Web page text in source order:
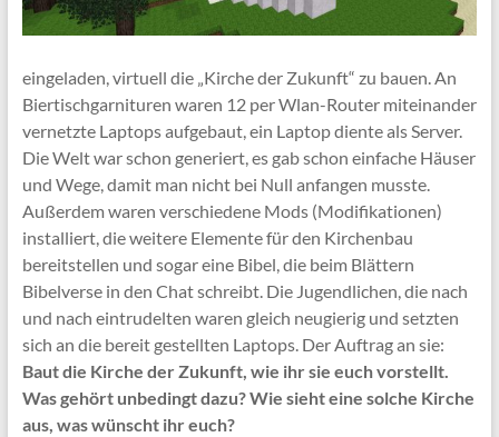
eingeladen, virtuell die „Kirche der Zukunft“ zu bauen. An
Biertischgarnituren waren 12 per Wlan-Router miteinander
vernetzte Laptops aufgebaut, ein Laptop diente als Server.
Die Welt war schon generiert, es gab schon einfache Häuser
und Wege, damit man nicht bei Null anfangen musste.
Außerdem waren verschiedene Mods (Modifikationen)
installiert, die weitere Elemente für den Kirchenbau
bereitstellen und sogar eine Bibel, die beim Blättern
Bibelverse in den Chat schreibt. Die Jugendlichen, die nach
und nach eintrudelten waren gleich neugierig und setzten
sich an die bereit gestellten Laptops. Der Auftrag an sie:
Baut die Kirche der Zukunft, wie ihr sie euch vorstellt.
Was gehört unbedingt dazu? Wie sieht eine solche Kirche
aus, was wünscht ihr euch?